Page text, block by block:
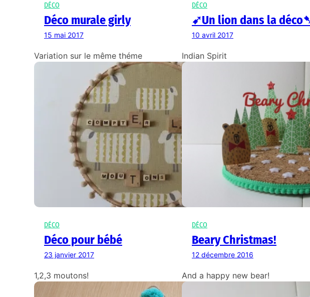
DÉCO
Déco murale girly
15 mai 2017
Variation sur le même théme
DÉCO
➹Un lion dans la
10 avril 2017
Indian Spirit
DÉCO
Déco pour bébé
23 janvier 2017
1,2,3 moutons!
DÉCO
Beary Christmas!
12 décembre 2016
And a happy new bear!